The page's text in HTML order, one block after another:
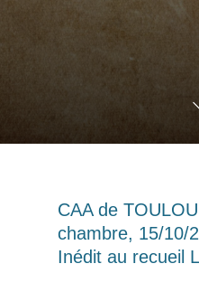
CAA de
chambre, 15/10/
Inédit au recueil